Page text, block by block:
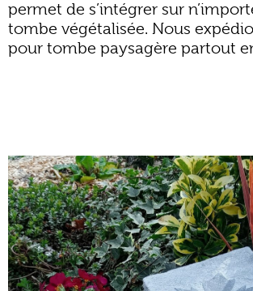
permet de s’intégrer sur
tombe végétalisée. Nous
pour tombe paysagère partout